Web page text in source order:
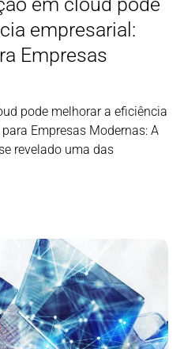
empresarial:
Empresas
pode melhorar a eficiência
Empresas Modernas: A
revelado uma das